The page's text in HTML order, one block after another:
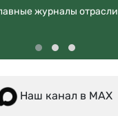
журналы отрасли
Наш канал в МАХ